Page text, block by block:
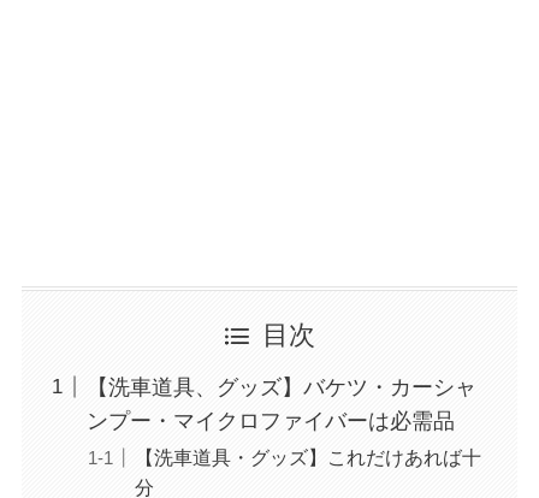
目次
【洗車道具、グッズ】バケツ・カーシャ
ンプー・マイクロファイバーは必需品
【洗車道具・グッズ】これだけあれば十
分